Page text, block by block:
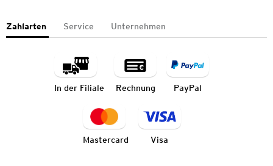
Zahlarten Service Unternehmen
In der Filiale Rechnung PayPal
Mastercard Visa